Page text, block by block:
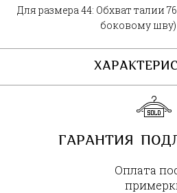
Для размера 44: Обхват талии
боковому шву)
ГАРАНТИЯ
Оплата